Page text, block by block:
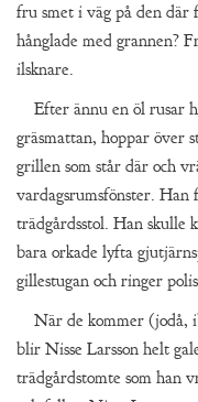
fru smet i väg på den där
hånglade med grannen?
ilsknare.
Efter ännu en öl rusar
gräsmattan, hoppar över
grillen som står där och
vardagsrumsfönster.
trädgårdsstol. Han skulle
bara orkade lyfta
gillestugan och ringer
När de kommer (jodå,
blir Nisse Larsson helt
trädgårdstomte som han